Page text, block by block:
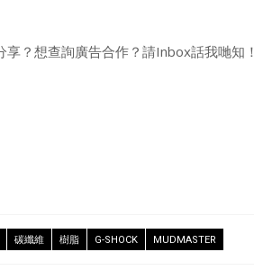
？想查詢廣告合作？請Inbox話我哋知！
碳纖維 樹脂 G-SHOCK MUDMASTER